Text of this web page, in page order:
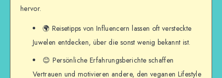
hervor.
🌍 Reisetipps von Influencern lassen oft versteckte
Juwelen entdecken, über die sonst wenig bekannt ist.
😊 Persönliche Erfahrungsberichte schaffen
Vertrauen und motivieren andere, den veganen Lifestyle